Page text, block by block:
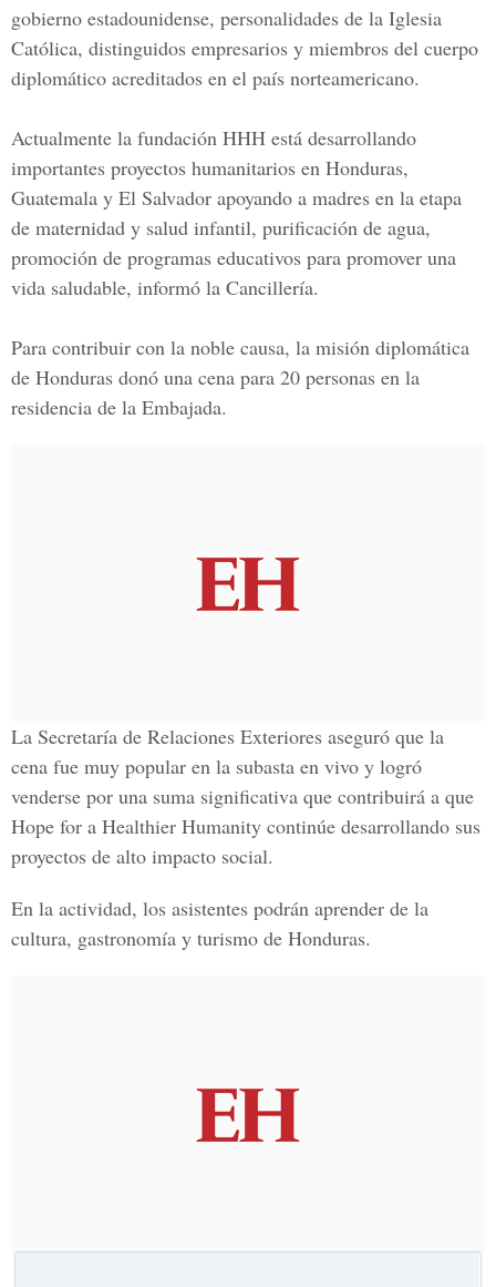
gobierno estadounidense, personalidades de la Iglesia
Católica, distinguidos empresarios y miembros del cuerpo
diplomático acreditados en el país norteamericano.
Actualmente la fundación HHH está desarrollando
importantes proyectos humanitarios en Honduras,
Guatemala y El Salvador apoyando a madres en la etapa
de maternidad y salud infantil, purificación de agua,
promoción de programas educativos para promover una
vida saludable, informó la Cancillería.
Para contribuir con la noble causa, la misión diplomática
de Honduras donó una cena para 20 personas en la
residencia de la Embajada.
La Secretaría de Relaciones Exteriores aseguró que la
cena fue muy popular en la subasta en vivo y logró
venderse por una suma significativa que contribuirá a que
Hope for a Healthier Humanity continúe desarrollando sus
proyectos de alto impacto social.
En la actividad, los asistentes podrán aprender de la
cultura, gastronomía y turismo de Honduras.